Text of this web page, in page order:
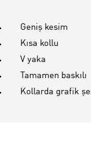
Geniş kesim
Kısa kollu
V yaka
Tamamen baskılı
Kollarda grafik